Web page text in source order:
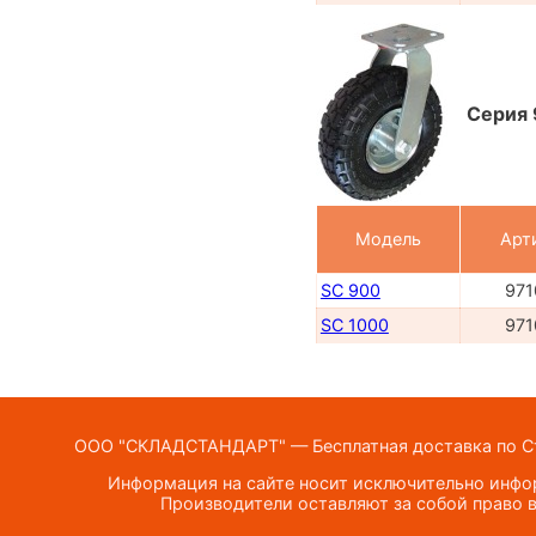
Серия
Модель
SC 900
SC 1000
ООО "СКЛАДСТАНДАРТ" — Бесплатная доставка по
Информация на сайте носит исключительно
Производители оставляют за собой право